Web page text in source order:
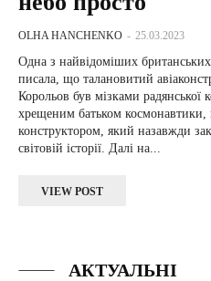
OLHA HANCHENKO - 25.03.2023
Одна з найвідоміших
писала, що талановитий
Корольов був мізками радянської
хрещеним батьком
конструктором, який назавжди
світовій історії. Далі на...
VIEW POST
АКТУАЛЬНІ